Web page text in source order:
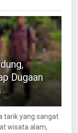
Dugaan
tarik yang sangat
wisata alam,